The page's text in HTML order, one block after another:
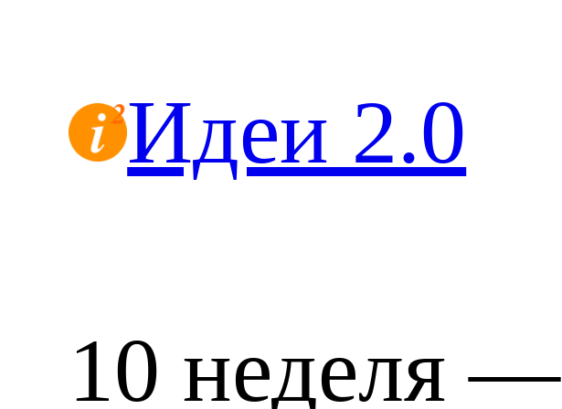
Идеи 2.0
10 неделя —